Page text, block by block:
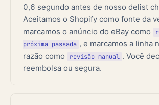
0,6 segundo antes de nosso delist
Aceitamos o Shopify como fonte da
marcamos o anúncio do eBay como
próxima passada , e marcamos a linha
razão como
revisão manual . Você
reembolsa ou segura.